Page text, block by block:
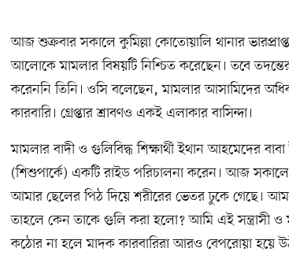
আজ শুক্রবার সকালে কুমিল্লা কোতোয়ালি থানার
আলোকে মামলার বিষয়টি নিশ্চিত করেছেন। তবে
করেননি তিনি। ওসি বলেছেন, মামলার আসামিদের
কারবারি। গ্রেপ্তার শ্রাবণও একই এলাকার বাসিন্দা।
মামলার বাদী ও গুলিবিদ্ধ শিক্ষার্থী ইথান আহমেদের
(শিশুপার্কে) একটি রাইড পরিচালনা করেন। আজ
আমার ছেলের পিঠ দিয়ে শরীরের ভেতর ঢুকে গেছে।
তাহলে কেন তাকে গুলি করা হলো? আমি এই সন্ত্রাসী ও
কঠোর না হলে মাদক কারবারিরা আরও বেপরোয়া হয়ে